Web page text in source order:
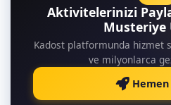
Aktivitelerinizi
Musteriye
Kadost platformunda hizmet
ve milyonlarca
Hemen